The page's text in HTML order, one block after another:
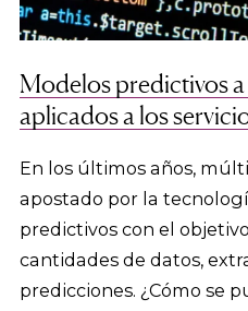
Modelos predictivos a
aplicados a los
En los últimos años,
apostado por la
predictivos con el
cantidades de datos,
predicciones. ¿Cómo se